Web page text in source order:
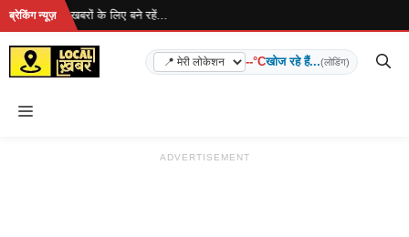
Skip
content
ब्रेकिंग न्यूज़
रहा है... ताज़ा खबरों के लिए बने रहें...
--°Cखोज रहे हैं...(लोडिंग)
Menu
ADVERTISEMENT